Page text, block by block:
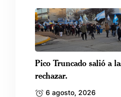
Pico Truncado salió a
rechazar.
6 agosto, 2026